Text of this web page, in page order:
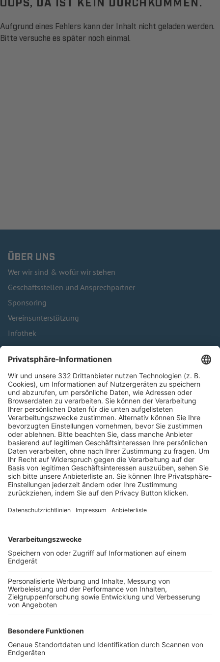
Aufgrund eines Fehlers kann der Inhalt nicht geladen werden.
Bitte versuche es später noch einmal.
ÜBER UNS
Wer wir sind & wofür wir stehen
Geschäftsstellen und Ansprechpartner
Sponsoring
Vereinsunterstützung
Infothek
Kontakt
HÄUFIG BESUCHTE SEITEN
Pässe und Vereinswechsel
Trainerausbildung
Schulungsangebot Vereinsmitarbeiter
BFV-Geschäftsstellen
Trainerbörse
Login SpielPlus
FOLGE DEM BFV
TOP-VEREINE
TOP-PARTNER